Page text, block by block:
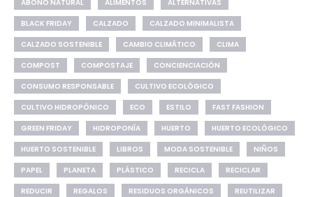
ABONO NATURAL ALIMENTOS
ALTERNATIVAS
BLACK FRIDAY
CALZADO
CALZADO MINIMALISTA
CALZADO SOSTENIBLE
CAMBIO CLIMÁTICO
CLIMA
COMPOST
COMPOSTAJE
CONCIENCIACIÓN
CONSUMO RESPONSABLE
CULTIVO ECOLÓGICO
CULTIVO HIDROPÓNICO
ECO ESTILO
FAST FASHION
GREEN FRIDAY
HIDROPONÍA HUERTO
HUERTO ECOLÓGICO
HUERTO SOSTENIBLE
LIBROS MODA SOSTENIBLE
NIÑOS
PAPEL
PLANETA PLÁSTICO RECICLA
RECICLAR
REDUCIR
REGALOS RESIDUOS ORGÁNICOS
REUTILIZAR